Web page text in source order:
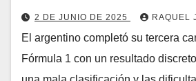
2 DE JUNIO DE 2025 RAQUEL
El argentino completó su tercera
Fórmula 1 con un resultado